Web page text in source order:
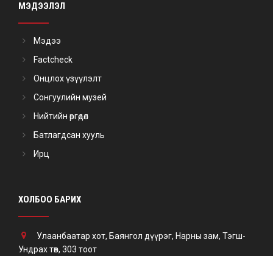
МЭДЭЭЛЭЛ
Мэдээ
Factcheck
Онцлох үзүүлэлт
Сонгуулийн музей
Нийтийн өргөдөл
Батлагдсан хууль
Ирц
ХОЛБОО БАРИХ
Улаанбаатар хот, Баянгол дүүрэг, Нарны зам, Тэгш-
Ундрах төв, 303 тоот